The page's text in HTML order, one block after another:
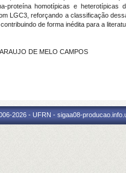
proteína homotípicas e heterotípicas
LGC3, reforçando a classificação
de forma inédita para a
DE MELO CAMPOS
2026 - UFRN - sigaa08-